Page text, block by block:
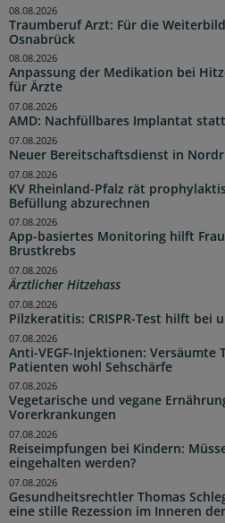
Traumberuf Arzt: Für die
Osnabrück
08.08.2026
Anpassung der Medikation bei
für Ärzte
08.08.2026
AMD: Nachfüllbares Implantat
07.08.2026
Neuer Bereitschaftsdienst in
07.08.2026
KV Rheinland-Pfalz rät
Befüllung abzurechnen
07.08.2026
App-basiertes Monitoring hilft
Brustkrebs
07.08.2026
Ärztlicher Hitzehass
07.08.2026
Pilzkeratitis: CRISPR-Test hilft bei
07.08.2026
Anti-VEGF-Injektionen: Versäumte
Patienten wohl Sehschärfe
07.08.2026
Vegetarische und vegane
Vorerkrankungen
07.08.2026
Reiseimpfungen bei Kindern:
eingehalten werden?
07.08.2026
Gesundheitsrechtler Thomas
eine stille Rezession im Inneren
07.08.2026